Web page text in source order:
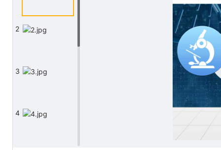
2
3
4